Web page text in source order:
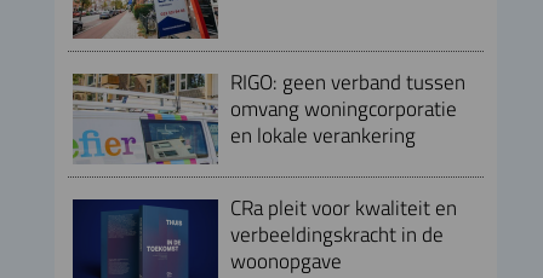
RIGO: geen verband tussen
omvang woningcorporatie
en lokale verankering
CRa pleit voor kwaliteit en
verbeeldingskracht in de
woonopgave